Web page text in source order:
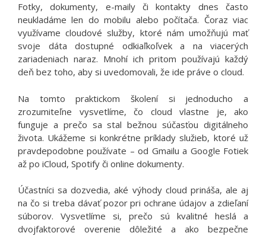
Fotky, dokumenty, e-maily či kontakty dnes často
neukladáme len do mobilu alebo počítača. Čoraz viac
využívame cloudové služby, ktoré nám umožňujú mať
svoje dáta dostupné odkiaľkoľvek a na viacerých
zariadeniach naraz. Mnohí ich pritom používajú každý
deň bez toho, aby si uvedomovali, že ide práve o cloud.
Na tomto praktickom školení si jednoducho a
zrozumiteľne vysvetlíme, čo cloud vlastne je, ako
funguje a prečo sa stal bežnou súčasťou digitálneho
života. Ukážeme si konkrétne príklady služieb, ktoré už
pravdepodobne používate – od Gmailu a Google Fotiek
až po iCloud, Spotify či online dokumenty.
Účastníci sa dozvedia, aké výhody cloud prináša, ale aj
na čo si treba dávať pozor pri ochrane údajov a zdieľaní
súborov. Vysvetlíme si, prečo sú kvalitné heslá a
dvojfaktorové overenie dôležité a ako bezpečne